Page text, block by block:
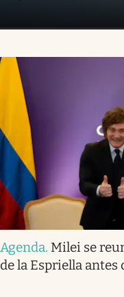
Agenda. Milei se
de la Espriella